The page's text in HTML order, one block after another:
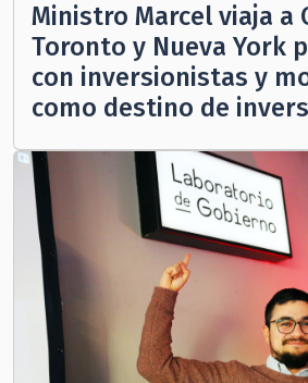
Ministro Marcel viaja a
Toronto y Nueva York
con inversionistas y
como destino de